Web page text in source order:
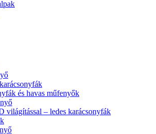
és havas műfenyők
világítással – ledes karácsonyfák